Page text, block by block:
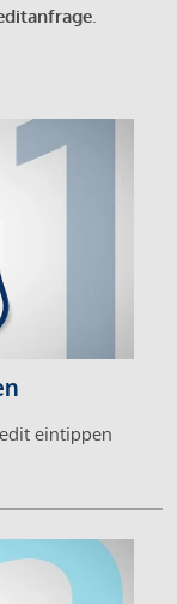
.
eintippen